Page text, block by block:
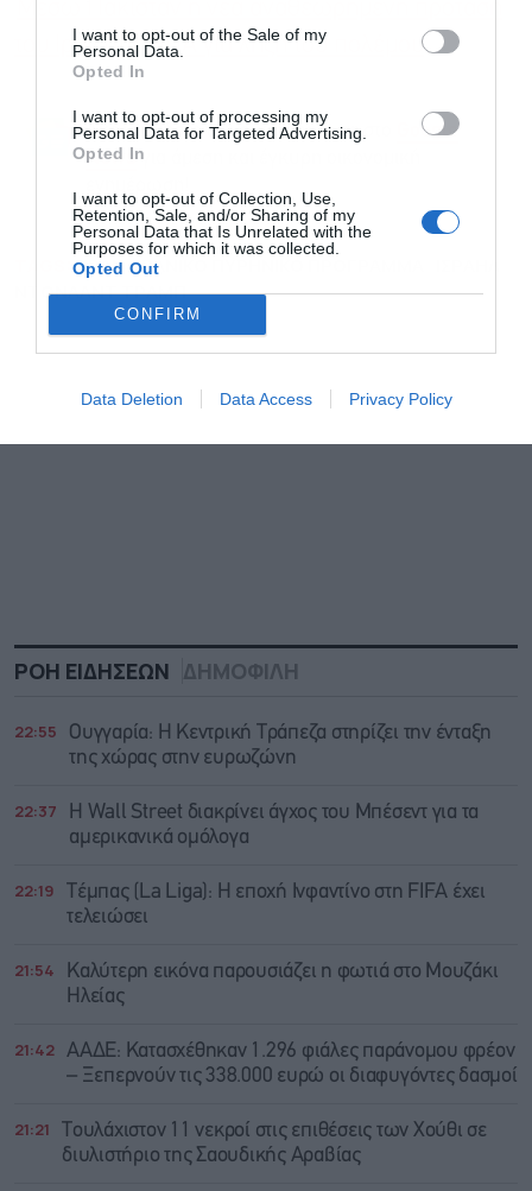
I want to opt-out of the Sale of my
Personal Data.
Opted In
I want to opt-out of processing my
Personal Data for Targeted Advertising.
Opted In
I want to opt-out of Collection, Use,
Retention, Sale, and/or Sharing of my
Personal Data that Is Unrelated with the
Purposes for which it was collected.
Opted Out
CONFIRM
Data Deletion Data Access Privacy Policy
του Ιράν στις ΗΠΑ για λήξη του πολέμου
Ακολουθήστε το Powergame.gr στο
Google
Newsγια άμεση και έγκυρη οικονομική
ΙΡΑΝ ΙΡΑΝΙΚΟ ΠΥΡΗΝΙΚΟ ΠΡΟΓΡΑΜΜΑ
ΝΤΟΝΑΛΝΤ ΤΡΑΜΠ
ΡΟΗ ΕΙΔΗΣΕΩΝ ΔΗΜΟΦΙΛΗ
22:55
Ουγγαρία: Η Κεντρική Τράπεζα στηρίζει την ένταξη
της χώρας στην ευρωζώνη
22:37
Η Wall Street διακρίνει άγχος του Μπέσεντ για τα
αμερικανικά ομόλογα
22:19
Τέμπας (La Liga): Η εποχή Ινφαντίνο στη FIFA έχει
τελειώσει
21:54
Καλύτερη εικόνα παρουσιάζει η φωτιά στο Μουζάκι
Ηλείας
21:42 ΑΑΔΕ: Κατασχέθηκαν 1.296 φιάλες παράνομου φρέον
– Ξεπερνούν τις 338.000 ευρώ οι διαφυγόντες δασμοί
21:21
Τουλάχιστον 11 νεκροί στις επιθέσεις των Χούθι σε
διυλιστήριο της Σαουδικής Αραβίας
και την πολιτική απορρήτου